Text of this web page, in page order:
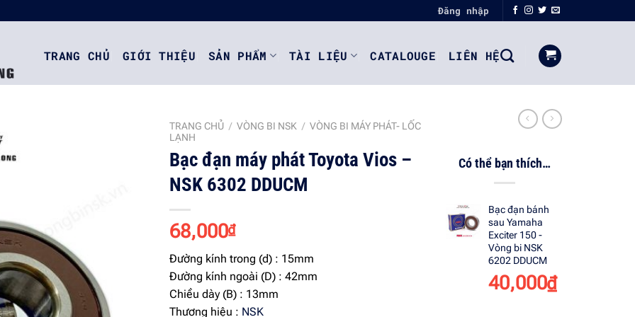
Đăng nhập
TRANG CHỦ GIỚI THIỆU SẢN PHẨM TÀI LIỆU CATALOUGE LIÊN HỆ
TRANG CHỦ / VÒNG BI NSK / VÒNG BI MÁY PHÁT- LỐC
LẠNH
Bạc đạn máy phát Toyota Vios –
NSK 6302 DDUCM
68,000₫
Đường kính trong (d) : 15mm
Đường kính ngoài (D) : 42mm
Chiều dày (B) : 13mm
Thương hiệu : NSK
Có thể bạn thích…
Bạc đạn bánh
sau Yamaha
Exciter 150 -
Vòng bi NSK
6202 DDUCM
40,000₫